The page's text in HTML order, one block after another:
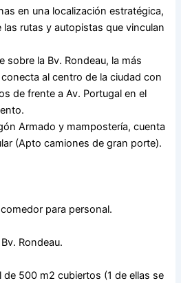
en una localización estratégica,
rutas y autopistas que vinculan
sobre la Bv. Rondeau, la más
al centro de la ciudad con
de frente a Av. Portugal en el
Armado y mampostería, cuenta
(Apto camiones de gran porte).
para personal.
Rondeau.
500 m2 cubiertos (1 de ellas se